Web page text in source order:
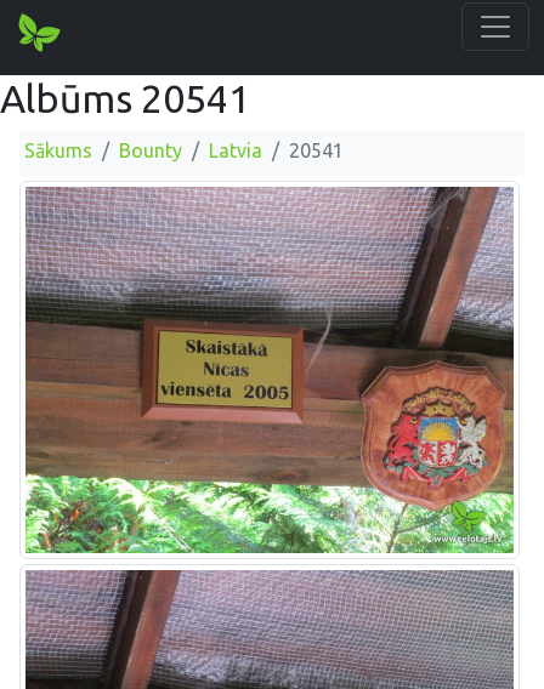
Albūms 20541
Sākums Bounty Latvia 20541